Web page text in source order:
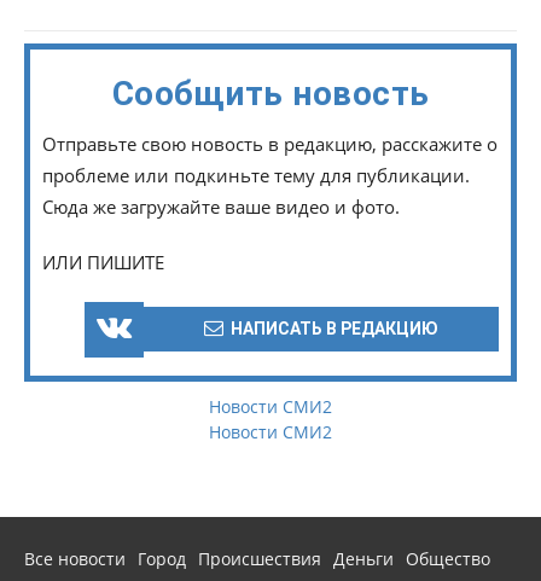
Сообщить новость
Отправьте свою новость в редакцию, расскажите о
проблеме или подкиньте тему для публикации.
Сюда же загружайте ваше видео и фото.
ИЛИ ПИШИТЕ
НАПИСАТЬ В РЕДАКЦИЮ
Новости СМИ2
Новости СМИ2
Все новости Город Происшествия Деньги
Общество